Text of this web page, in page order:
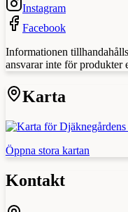
Instagram
Facebook
Informationen
ansvarar inte för produkter
Karta
Öppna stora kartan
Kontakt